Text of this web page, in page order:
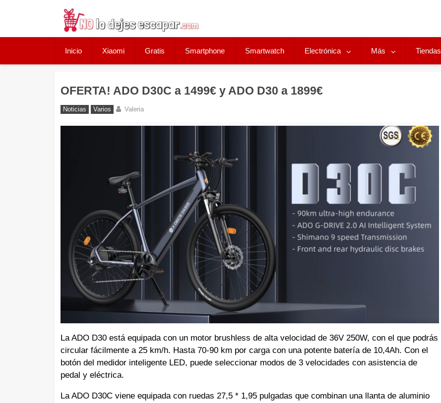
Inicio Xiaomi Gratis Smartphone Smartwatch Electrónica Más Tiendas
OFERTA! ADO D30C a 1499€ y ADO D30 a 1899€
Noticias Varios Valeria
La ADO D30 está equipada con un motor brushless de alta velocidad de 36V 250W, con el que podrás
circular fácilmente a 25 km/h. Hasta 70-90 km por carga con una potente batería de 10,4Ah. Con el
botón del medidor inteligente LED, puede seleccionar modos de 3 velocidades con asistencia de
pedal y eléctrica.
La ADO D30C viene equipada con ruedas 27,5 * 1,95 pulgadas que combinan una llanta de aluminio